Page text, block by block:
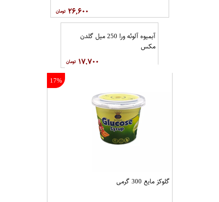
۲۶,۶۰۰
آبمیوه آلوئه ورا 250 میل گلدن
مکس
۱۷,۷۰۰
17%
گلوکز مایع 300 گرمی